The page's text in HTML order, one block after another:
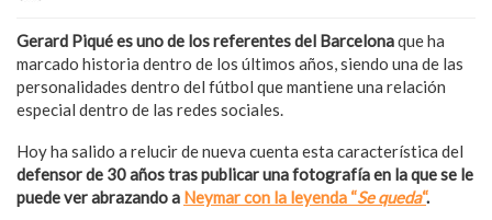
Gerard Piqué es uno de los referentes del Barcelonaque ha
marcado historia dentro de los últimos años, siendo una de las
personalidades dentro del fútbol que mantiene una relación
especial dentro de las redes sociales.
Hoy ha salido a relucir de nueva cuenta esta característica del
defensor de 30 años tras publicar una fotografía en la que se le
puede ver abrazando a Neymar con la leyenda “Se queda“.